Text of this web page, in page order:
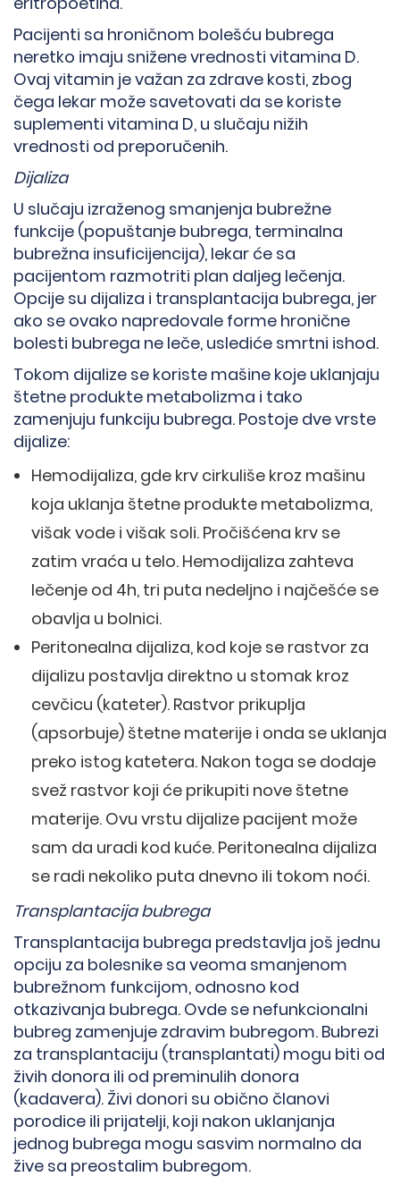
Pacijenti sa hroničnom bolešću bubrega
neretko imaju snižene vrednosti vitamina D.
Ovaj vitamin je važan za zdrave kosti, zbog
čega lekar može savetovati da se koriste
suplementi vitamina D, u slučaju nižih
vrednosti od preporučenih.
Dijaliza
U slučaju izraženog smanjenja bubrežne
funkcije (popuštanje bubrega, terminalna
bubrežna insuficijencija), lekar će sa
pacijentom razmotriti plan daljeg lečenja.
Opcije su dijaliza i transplantacija bubrega, jer
ako se ovako napredovale forme hronične
bolesti bubrega ne leče, uslediće smrtni ishod.
Tokom dijalize se koriste mašine koje uklanjaju
štetne produkte metabolizma i tako
zamenjuju funkciju bubrega. Postoje dve vrste
dijalize:
Hemodijaliza, gde krv cirkuliše kroz mašinu
koja uklanja štetne produkte metabolizma,
višak vode i višak soli. Pročišćena krv se
zatim vraća u telo. Hemodijaliza zahteva
lečenje od 4h, tri puta nedeljno i najčešće se
obavlja u bolnici.
Peritonealna dijaliza, kod koje se rastvor za
dijalizu postavlja direktno u stomak kroz
cevčicu (kateter). Rastvor prikuplja
(apsorbuje) štetne materije i onda se uklanja
preko istog katetera. Nakon toga se dodaje
svež rastvor koji će prikupiti nove štetne
materije. Ovu vrstu dijalize pacijent može
sam da uradi kod kuće. Peritonealna dijaliza
se radi nekoliko puta dnevno ili tokom noći.
Transplantacija bubrega
Transplantacija bubrega predstavlja još jednu
opciju za bolesnike sa veoma smanjenom
bubrežnom funkcijom, odnosno kod
otkazivanja bubrega. Ovde se nefunkcionalni
bubreg zamenjuje zdravim bubregom. Bubrezi
za transplantaciju (transplantati) mogu biti od
živih donora ili od preminulih donora
(kadavera). Živi donori su obično članovi
porodice ili prijatelji, koji nakon uklanjanja
jednog bubrega mogu sasvim normalno da
žive sa preostalim bubregom.